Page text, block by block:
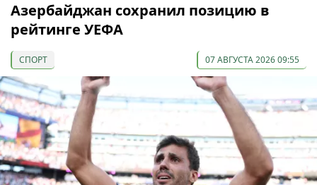
Азербайджан сохранил позицию в
рейтинге УЕФА
СПОРТ 07 АВГУСТА 2026 09:55